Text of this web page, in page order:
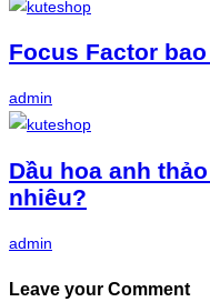
Focus Factor
admin
Dầu hoa anh
nhiêu?
admin
Leave your Comment